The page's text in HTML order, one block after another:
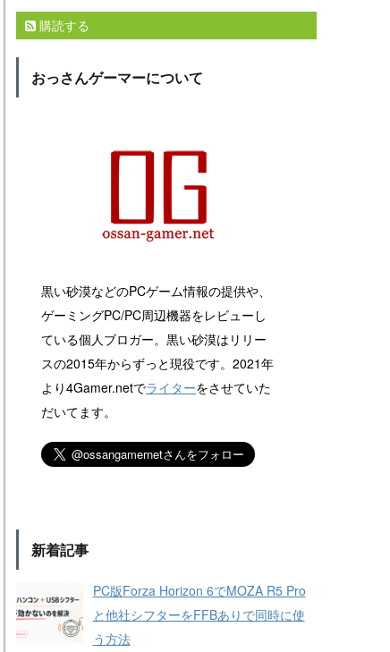
購読する
おっさんゲーマーについて
黒い砂漠などのPCゲーム情報の提供や、
ゲーミングPC/PC周辺機器をレビューし
ている個人ブロガー。黒い砂漠はリリー
スの2015年からずっと現役です。2021年
より4Gamer.netでライターをさせていた
だいてます。
新着記事
PC版Forza Horizon 6でMOZA R5 Pro
と他社シフターをFFBありで同時に使
う方法